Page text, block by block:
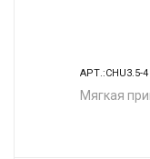
АРТ.:CHU3.5-4
Мягкая